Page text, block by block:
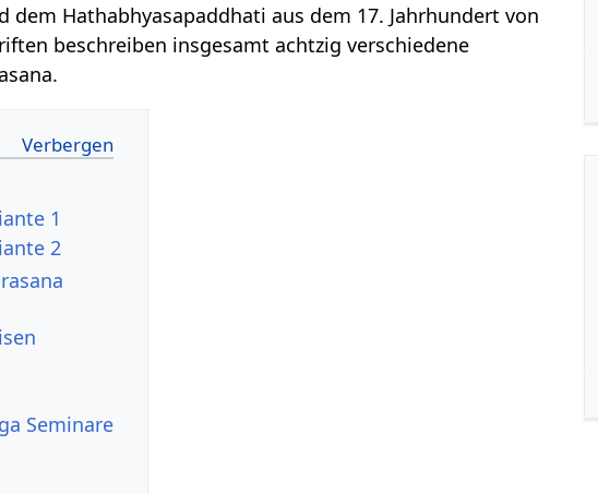
dem Hathabhyasapaddhati aus dem 17. Jahrhundert von
beschreiben insgesamt achtzig verschiedene
1
2
Seminare